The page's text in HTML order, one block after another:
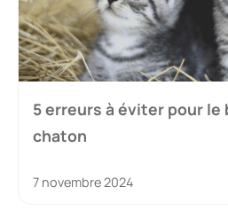
5 erreurs à éviter pour
chaton
7 novembre 2024